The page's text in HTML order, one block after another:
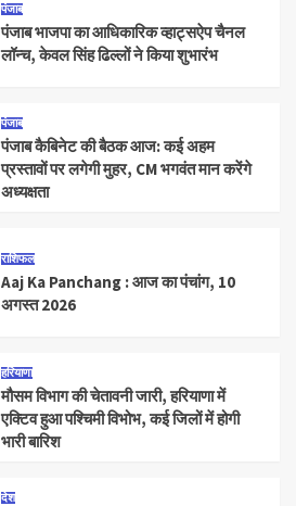
पंजाब
पंजाब भाजपा का आधिकारिक व्हाट्सऐप चैनल
लॉन्च, केवल सिंह ढिल्लों ने किया शुभारंभ
पंजाब
पंजाब कैबिनेट की बैठक आज: कई अहम
प्रस्तावों पर लगेगी मुहर, CM भगवंत मान करेंगे
अध्यक्षता
राशिफल
Aaj Ka Panchang : आज का पंचांग, 10
अगस्त 2026
हरियाणा
मौसम विभाग की चेतावनी जारी, हरियाणा में
एक्टिव हुआ पश्चिमी विभोभ, कई जिलों में होगी
भारी बारिश
देश